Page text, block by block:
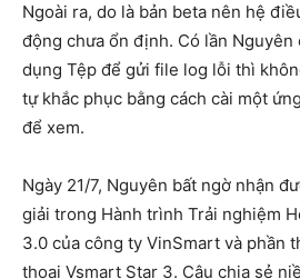
Ngoài ra, do là bản beta nên hệ
động chưa ổn định. Có lần Nguyên
dụng Tệp để gửi file log lỗi thì
tự khắc phục bằng cách cài một
để xem.
Ngày 21/7, Nguyên bất ngờ nhận
giải trong Hành trình Trải nghiệm
3.0 của công ty VinSmart và phần
thoại Vsmart Star 3. Cậu chia sẻ